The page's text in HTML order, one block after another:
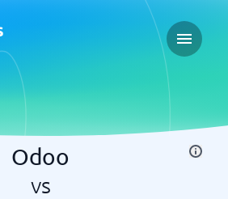
Open
Odoo
vs